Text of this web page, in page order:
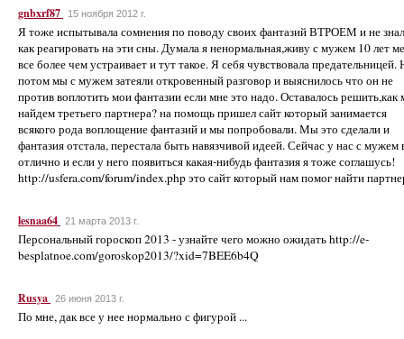
gnbxrf87 15 ноября 2012 г.
Я тоже испытывала сомнения по поводу своих фантазий ВТРОЕМ и не
как реагировать на эти сны. Думала я ненормальная,живу с мужем 10 лет
все более чем устраивает и тут такое. Я себя чувствовала предательницей.
потом мы с мужем затеяли откровенный разговор и выяснилось что он не
против воплотить мои фантазии если мне это надо. Оставалось решить,как
найдем третьего партнера? на помощь пришел сайт который занимается
всякого рода воплощение фантазий и мы попробовали. Мы это сделали и
фантазия отстала, перестала быть навязчивой идеей. Сейчас у нас с мужем
отлично и если у него появиться какая-нибудь фантазия я тоже соглашусь!
http://usfera.com/forum/index.php это сайт который нам помог найти
lesnaa64 21 марта 2013 г.
Персональный гороскоп 2013 - узнайте чего можно ожидать http://e-
besplatnoe.com/goroskop2013/?xid=7BEE6b4Q
Rusya 26 июня 2013 г.
По мне, дак все у нее нормально с фигурой ...